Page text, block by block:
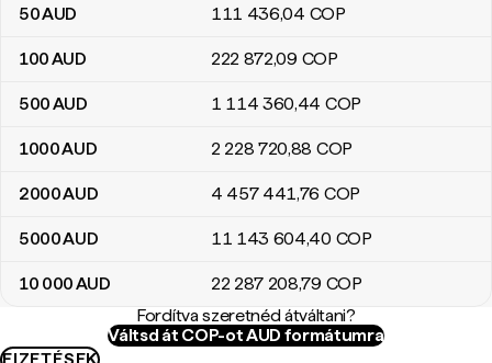
50AUD 111 436,04 COP
100AUD 222 872,09 COP
500AUD 1 114 360,44 COP
1000AUD 2 228 720,88 COP
2000AUD 4 457 441,76 COP
5000AUD 11 143 604,40 COP
10 000AUD 22 287 208,79 COP
Fordítva szeretnéd átváltani?
Váltsd át COP-ot AUD formátumra